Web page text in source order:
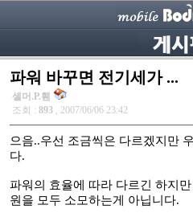
파워 바꾸면 전기세가 ...
셸머.P.휀
조회 : 893 , 2007/06/06 23:42
으음..우선 조금씩은 다르겠지만
다.
파워의 효율에 따라 다르긴 하지
원을 모두 소모하는게 아닙니다.